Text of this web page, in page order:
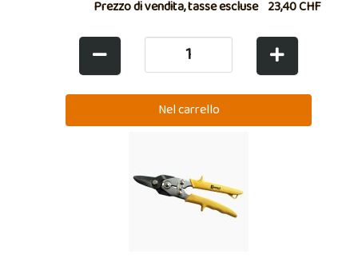
Prezzo di vendita, tasse escluse 23,40 CHF